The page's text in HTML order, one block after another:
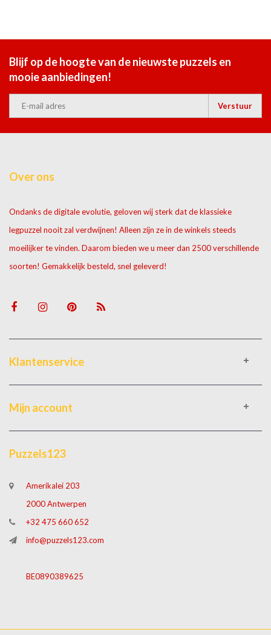
Blijf op de hoogte van de nieuwste puzzels en
mooie aanbiedingen!
Verstuur
Over ons
Ondanks de digitale evolutie, geloven wij sterk dat de klassieke
legpuzzel nooit zal verdwijnen! Alleen zijn ze in de winkels steeds
moeilijker te vinden. Daarom bieden we u meer dan 2500 verschillende
soorten! Gemakkelijk besteld, snel geleverd!
Klantenservice
Mijn account
Puzzels123
Amerikalei 203
2000 Antwerpen
+32 475 660 652
info@puzzels123.com
BE0890389625